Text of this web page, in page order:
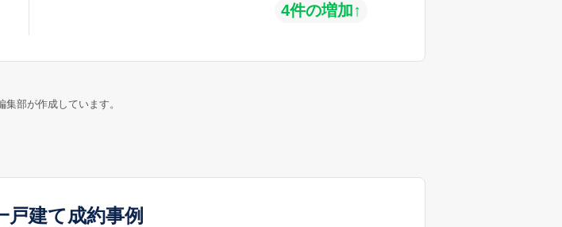
4件の増加↑
部が作成しています。
戸建て成約事例